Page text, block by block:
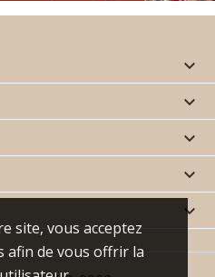
site, vous acceptez
afin de vous offrir la




